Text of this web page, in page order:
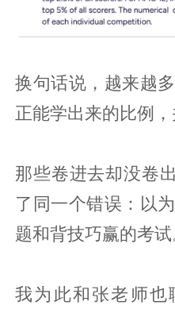
换句话说，越来越
正能学出来的比例，
那些卷进去却没卷
了同一个错误：以
题和背技巧赢的考试
我为此和张老师也